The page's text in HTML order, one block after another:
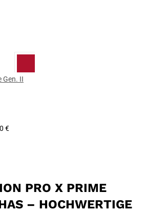
Gen. II
€
PRO X PRIME
– HOCHWERTIGE